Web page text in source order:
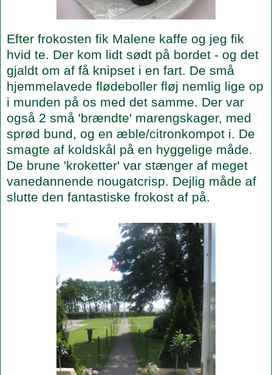
Efter frokosten fik Malene kaffe og jeg fik
hvid te. Der kom lidt sødt på bordet - og det
gjaldt om af få knipset i en fart. De små
hjemmelavede flødeboller fløj nemlig lige op
i munden på os med det samme. Der var
også 2 små 'brændte' marengskager, med
sprød bund, og en æble/citronkompot i. De
smagte af koldskål på en hyggelige måde.
De brune 'kroketter' var stænger af meget
vanedannende nougatcrisp. Dejlig måde af
slutte den fantastiske frokost af på.